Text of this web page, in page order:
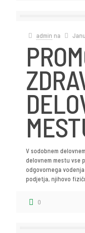
admin na
V sodobnem
delovnem mestu vse
odgovornega
podjetja, njihovo
0